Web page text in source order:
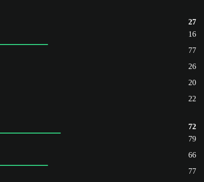
27
16
77
26
20
22
72
79
66
77